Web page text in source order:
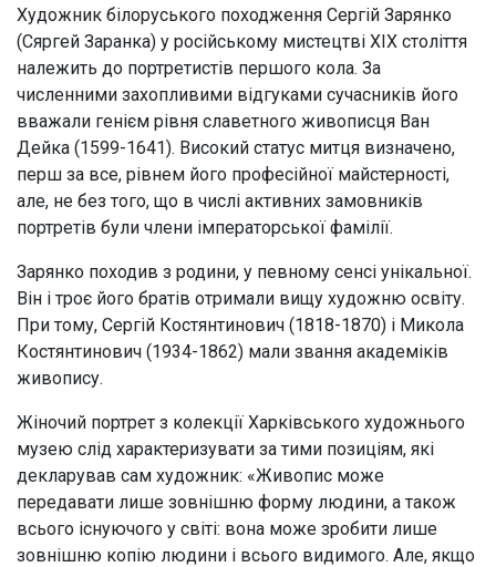
Тимчасові виставки
Художник білоруського походження Сергій Зарянко
(Сяргей Заранка) у російському мистецтві ХІХ століття
належить до портретистів першого кола. За
численними захопливими відгуками сучасників його
вважали генієм рівня славетного живописця Ван
Дейка (1599-1641). Високий статус митця визначено,
перш за все, рівнем його професійної майстерності,
але, не без того, що в числі активних замовників
портретів були члени імператорської фамілії.
Зарянко походив з родини, у певному сенсі унікальної.
Він і троє його братів отримали вищу художню освіту.
При тому, Сергій Костянтинович (1818-1870) і Микола
Костянтинович (1934-1862) мали звання академіків
живопису.
Жіночий портрет з колекції Харківського художнього
музею слід характеризувати за тими позиціям, які
декларував сам художник: «Живопис може
передавати лише зовнішню форму людини, а також
всього існуючого у світі: вона може зробити лише
зовнішню копію людини і всього видимого. Але, якщо